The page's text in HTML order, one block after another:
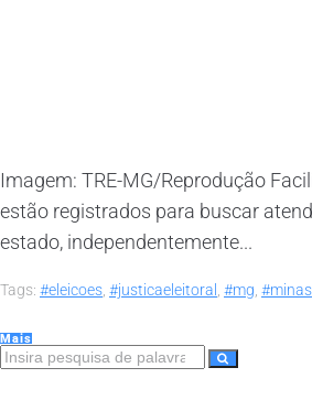
Imagem: TRE-MG/Reprodução
estão registrados para buscar
estado, independentemente...
Tags: #eleicoes #justicaeleitoral #mg
Mais